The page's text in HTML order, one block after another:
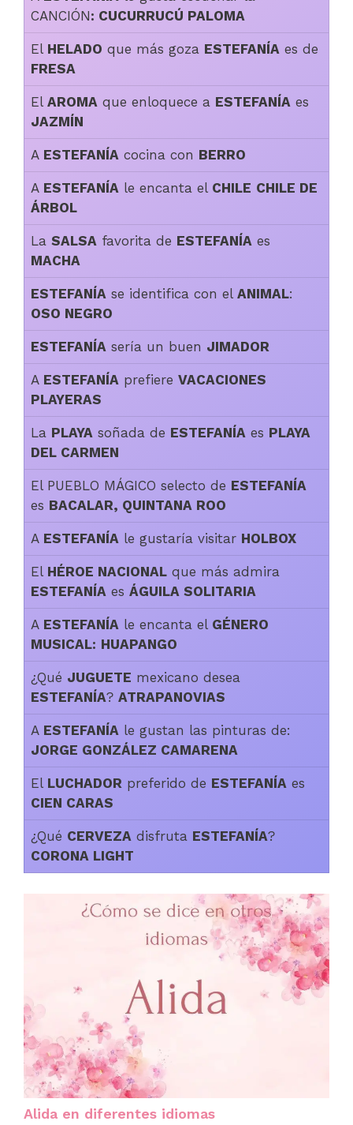
CANCIÓN: CUCURRUCÚ PALOMA
El HELADO que más goza ESTEFANÍA es de
FRESA
El AROMA que enloquece a ESTEFANÍA es
JAZMÍN
A ESTEFANÍA cocina con BERRO
A ESTEFANÍA le encanta el CHILE CHILE DE
ÁRBOL
La SALSA favorita de ESTEFANÍA es
MACHA
ESTEFANÍA se identifica con el ANIMAL:
OSO NEGRO
ESTEFANÍA sería un buen JIMADOR
A ESTEFANÍA prefiere VACACIONES
PLAYERAS
La PLAYA soñada de ESTEFANÍA es PLAYA
DEL CARMEN
El PUEBLO MÁGICO selecto de ESTEFANÍA
es BACALAR, QUINTANA ROO
A ESTEFANÍA le gustaría visitar HOLBOX
El HÉROE NACIONAL que más admira
ESTEFANÍA es ÁGUILA SOLITARIA
A ESTEFANÍA le encanta el GÉNERO
MUSICAL: HUAPANGO
¿Qué JUGUETE mexicano desea
ESTEFANÍA? ATRAPANOVIAS
A ESTEFANÍA le gustan las pinturas de:
JORGE GONZÁLEZ CAMARENA
El LUCHADOR preferido de ESTEFANÍA es
CIEN CARAS
¿Qué CERVEZA disfruta ESTEFANÍA?
CORONA LIGHT
Alida en diferentes idiomas